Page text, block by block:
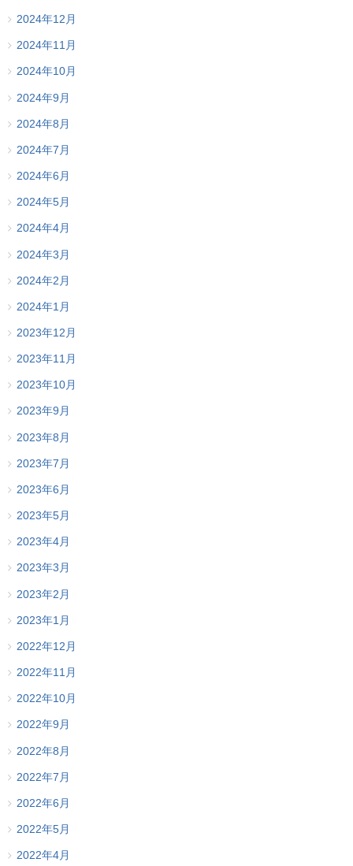
2024年12月
2024年11月
2024年10月
2024年9月
2024年8月
2024年7月
2024年6月
2024年5月
2024年4月
2024年3月
2024年2月
2024年1月
2023年12月
2023年11月
2023年10月
2023年9月
2023年8月
2023年7月
2023年6月
2023年5月
2023年4月
2023年3月
2023年2月
2023年1月
2022年12月
2022年11月
2022年10月
2022年9月
2022年8月
2022年7月
2022年6月
2022年5月
2022年4月